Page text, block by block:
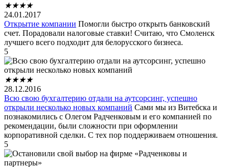
★★★★
24.01.2017
Открытие компании Помогли быстро открыть банковский
счет. Порадовали налоговые ставки! Считаю, что Смоленск
лучшего всего подходит для белорусского бизнеса.
5
★★★★
28.12.2016
Всю свою бухгалтерию отдали на аутсорсинг, успешно
открыли несколько новых компаний Сами мы из Витебска и
познакомились с Олегом Радченковым и его компанией по
рекомендации, были сложности при оформлении
корпоративной сделки. С тех пор поддерживаем отношения.
5